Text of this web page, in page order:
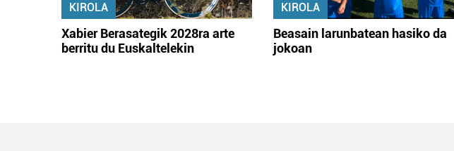
KIROLA
Xabier Berasategik 2028ra arte
berritu du Euskaltelekin
KIROLA
Beasain larunbatean hasiko da
jokoan